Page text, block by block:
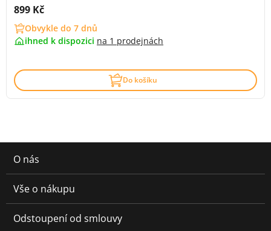
Cena s DPH:
899 Kč
Obvykle do 7 dnů
ihned k dispozici na 1 prodejnách
Do košíku
O nás
Vše o nákupu
Odstoupení od smlouvy